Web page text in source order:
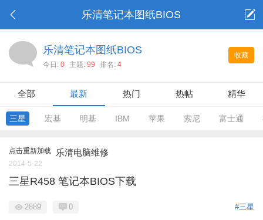
乐清笔记本图纸BIOS
收藏
乐清笔记本图纸BIOS
今日: 0 主题: 99 排名: 4
全部 最新 热门 热帖 精华
三星 宏基 明基 IBM 苹果 索尼 富士通
点击重新加载 乐清电脑维修
2014-5-22
三星R458 笔记本BIOS下载
#三星
2889 0